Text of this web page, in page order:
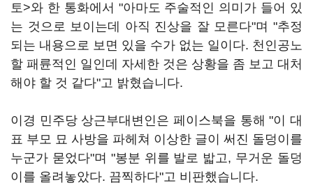
토>와 한 통화에서 "아마도 주술적인 의미가 들어 있
는 것으로 보이는데 아직 진상을 잘 모른다"며 "추정
되는 내용으로 보면 있을 수가 없는 일이다. 천인공노
할 패륜적인 일인데 자세한 것은 상황을 좀 보고 대처
해야 할 것 같다"고 밝혔습니다.
이경 민주당 상근부대변인은 페이스북을 통해 "이 대
표 부모 묘 사방을 파헤쳐 이상한 글이 써진 돌덩이를
누군가 묻었다"며 "봉분 위를 발로 밟고, 무거운 돌덩
이를 올려놓았다. 끔찍하다"고 비판했습니다.